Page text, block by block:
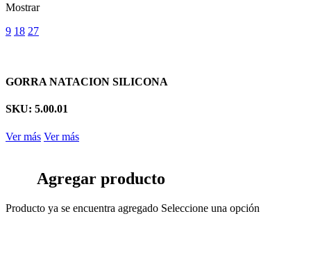
Mostrar
9 18 27
GORRA NATACION SILICONA
SKU: 5.00.01
Ver más Ver más
Agregar producto
Producto ya se encuentra agregado Seleccione una opción